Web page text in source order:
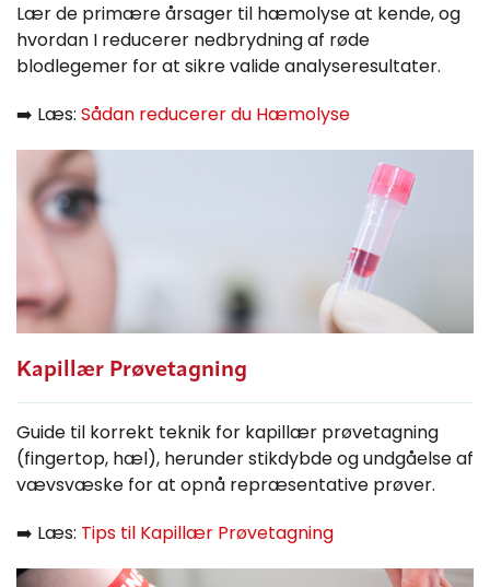
Lær de primære årsager til hæmolyse at kende, og
hvordan I reducerer nedbrydning af røde
blodlegemer for at sikre valide analyseresultater.
➡️ Læs: Sådan reducerer du Hæmolyse
Kapillær Prøvetagning
Guide til korrekt teknik for kapillær prøvetagning
(fingertop, hæl), herunder stikdybde og undgåelse af
vævsvæske for at opnå repræsentative prøver.
➡️ Læs: Tips til Kapillær Prøvetagning